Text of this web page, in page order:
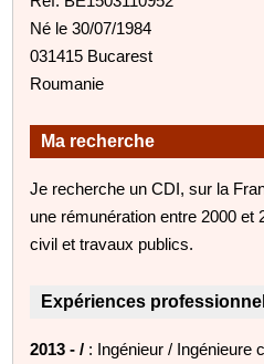
Né le 30/07/1984
031415 Bucarest
Roumanie
Ma recherche
Je recherche un CDI, sur la
une rémunération entre 2000 et
civil et travaux publics.
Expériences
2013 - / : Ingénieur / Ingénieure